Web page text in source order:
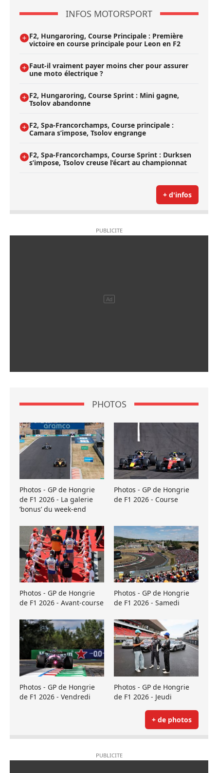
INFOS MOTORSPORT
F2, Hungaroring, Course Principale : Première
victoire en course principale pour Leon en F2
Faut-il vraiment payer moins cher pour assurer
une moto électrique ?
F2, Hungaroring, Course Sprint : Mini gagne,
Tsolov abandonne
F2, Spa-Francorchamps, Course principale :
Camara s’impose, Tsolov engrange
F2, Spa-Francorchamps, Course Sprint : Durksen
s’impose, Tsolov creuse l’écart au championnat
+ d'infos
PHOTOS
Photos - GP de Hongrie
de F1 2026 - La galerie
’bonus’ du week-end
Photos - GP de Hongrie
de F1 2026 - Course
Photos - GP de Hongrie
de F1 2026 - Avant-course
Photos - GP de Hongrie
de F1 2026 - Samedi
Photos - GP de Hongrie
de F1 2026 - Vendredi
Photos - GP de Hongrie
de F1 2026 - Jeudi
+ de photos